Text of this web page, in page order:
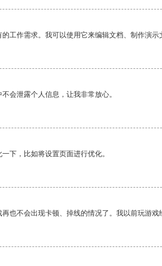
工作需求。我可以使用它来编辑文档、制作演示
会泄露个人信息，让我非常放心。
下，比如将设置页面进行优化。
也不会出现卡顿、掉线的情况了。我以前玩游